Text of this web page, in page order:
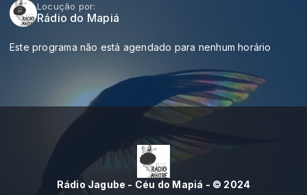
Locução por:
Rádio do Mapiá
Este programa não está agendado para nenhum horário
Rádio Jagube - Céu do Mapiá - © 2024